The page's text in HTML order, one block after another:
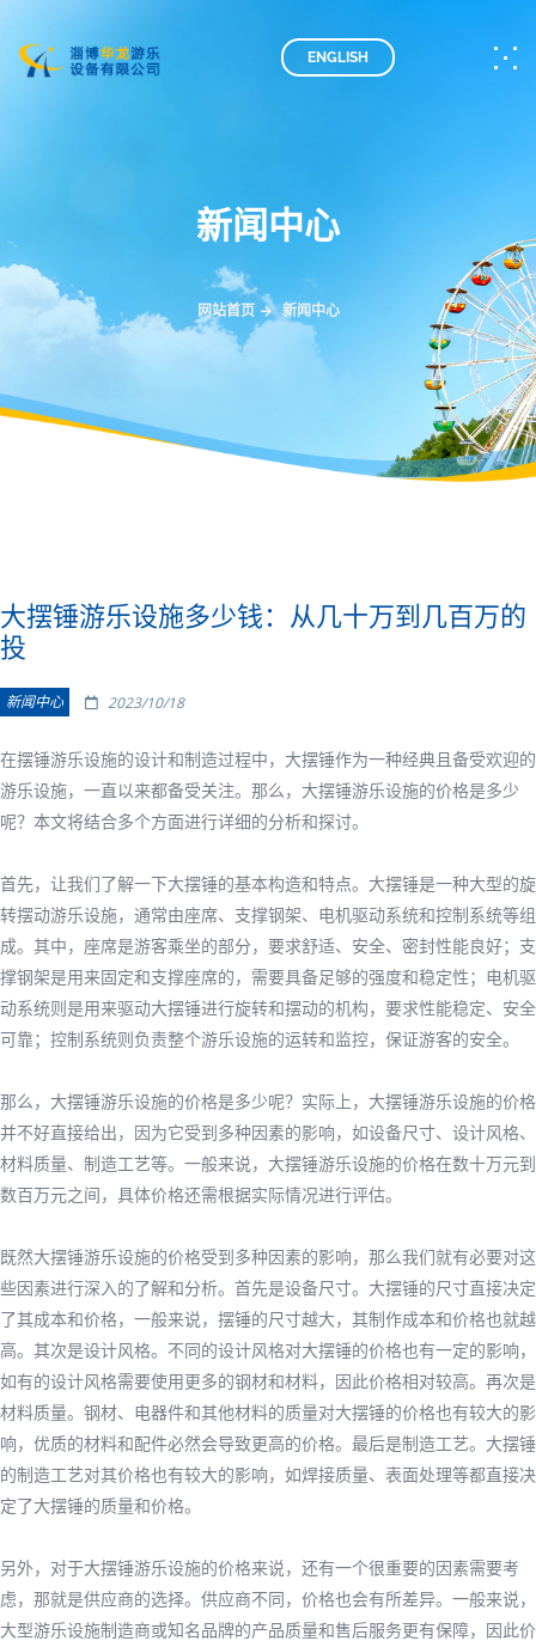
ENGLISH
新闻中心
网站首页 新闻中心
大摆锤游乐设施多少钱：从几十万到几百万的
投
新闻中心 2023/10/18
在摆锤游乐设施的设计和制造过程中，大摆锤作为一种经典且备受欢迎的
游乐设施，一直以来都备受关注。那么，大摆锤游乐设施的价格是多少
呢？本文将结合多个方面进行详细的分析和探讨。
首先，让我们了解一下大摆锤的基本构造和特点。大摆锤是一种大型的旋
转摆动游乐设施，通常由座席、支撑钢架、电机驱动系统和控制系统等组
成。其中，座席是游客乘坐的部分，要求舒适、安全、密封性能良好；支
撑钢架是用来固定和支撑座席的，需要具备足够的强度和稳定性；电机驱
动系统则是用来驱动大摆锤进行旋转和摆动的机构，要求性能稳定、安全
可靠；控制系统则负责整个游乐设施的运转和监控，保证游客的安全。
那么，大摆锤游乐设施的价格是多少呢？实际上，大摆锤游乐设施的价格
并不好直接给出，因为它受到多种因素的影响，如设备尺寸、设计风格、
材料质量、制造工艺等。一般来说，大摆锤游乐设施的价格在数十万元到
数百万元之间，具体价格还需根据实际情况进行评估。
既然大摆锤游乐设施的价格受到多种因素的影响，那么我们就有必要对这
些因素进行深入的了解和分析。首先是设备尺寸。大摆锤的尺寸直接决定
了其成本和价格，一般来说，摆锤的尺寸越大，其制作成本和价格也就越
高。其次是设计风格。不同的设计风格对大摆锤的价格也有一定的影响，
如有的设计风格需要使用更多的钢材和材料，因此价格相对较高。再次是
材料质量。钢材、电器件和其他材料的质量对大摆锤的价格也有较大的影
响，优质的材料和配件必然会导致更高的价格。最后是制造工艺。大摆锤
的制造工艺对其价格也有较大的影响，如焊接质量、表面处理等都直接决
定了大摆锤的质量和价格。
另外，对于大摆锤游乐设施的价格来说，还有一个很重要的因素需要考
虑，那就是供应商的选择。供应商不同，价格也会有所差异。一般来说，
大型游乐设施制造商或知名品牌的产品质量和售后服务更有保障，因此价